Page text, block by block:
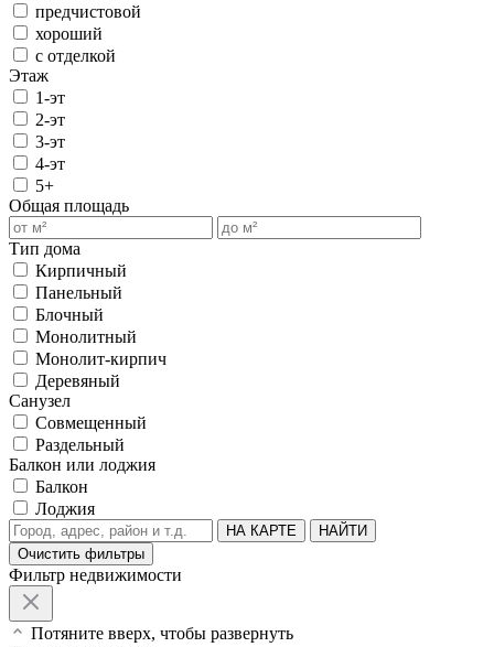
предчистовой
хороший
с отделкой
Этаж
1-эт
2-эт
3-эт
4-эт
5+
Общая площадь
Тип дома
Кирпичный
Панельный
Блочный
Монолитный
Монолит-кирпич
Деревяный
Санузел
Совмещенный
Раздельный
Балкон или лоджия
Балкон
Лоджия
НА КАРТЕ
НАЙТИ
Очистить фильтры
Фильтр недвижимости
Потяните вверх, чтобы развернуть